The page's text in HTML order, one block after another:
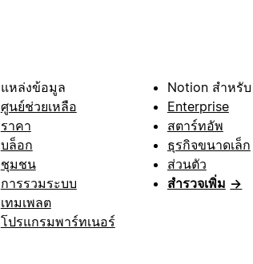
แหล่งข้อมูล
ศูนย์ช่วยเหลือ
ราคา
บล็อก
ชุมชน
การรวมระบบ
เทมเพลต
โปรแกรมพาร์ทเนอร์
Notion สำหรับ
Enterprise
สตาร์ทอัพ
ธุรกิจขนาดเล็ก
ส่วนตัว
สำรวจเพิ่ม →